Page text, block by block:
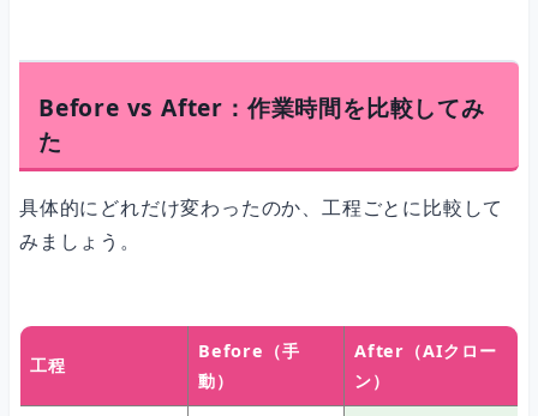
Before vs After：作業時間を比較してみ
た
具体的にどれだけ変わったのか、工程ごとに比較して
みましょう。
工程
Before（手
動）
After（AIクロー
ン）